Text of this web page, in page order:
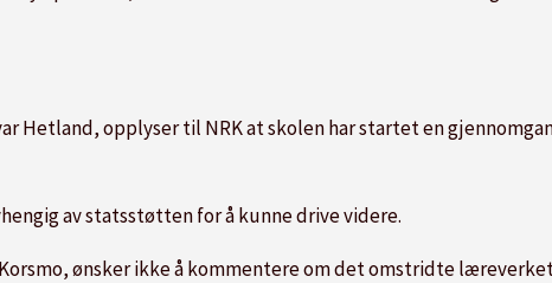
Hetland, opplyser til NRK at skolen har startet en
av statsstøtten for å kunne drive videre.
ønsker ikke å kommentere om det omstridte